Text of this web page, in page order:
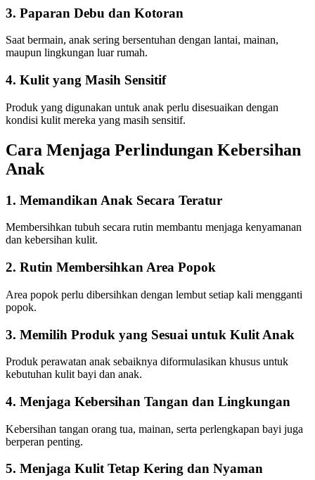
3. Paparan Debu dan Kotoran
Saat bermain, anak sering bersentuhan dengan lantai, mainan,
maupun lingkungan luar rumah.
4. Kulit yang Masih Sensitif
Produk yang digunakan untuk anak perlu disesuaikan dengan
kondisi kulit mereka yang masih sensitif.
Cara Menjaga Perlindungan Kebersihan
Anak
1. Memandikan Anak Secara Teratur
Membersihkan tubuh secara rutin membantu menjaga kenyamanan
dan kebersihan kulit.
2. Rutin Membersihkan Area Popok
Area popok perlu dibersihkan dengan lembut setiap kali mengganti
popok.
3. Memilih Produk yang Sesuai untuk Kulit Anak
Produk perawatan anak sebaiknya diformulasikan khusus untuk
kebutuhan kulit bayi dan anak.
4. Menjaga Kebersihan Tangan dan Lingkungan
Kebersihan tangan orang tua, mainan, serta perlengkapan bayi juga
berperan penting.
5. Menjaga Kulit Tetap Kering dan Nyaman